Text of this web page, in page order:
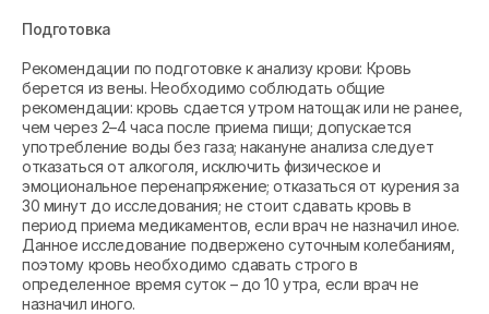
Подготовка
Рекомендации по подготовке к анализу крови: Кровь
берется из вены. Необходимо соблюдать общие
рекомендации: кровь сдается утром натощак или не ранее,
чем через 2–4 часа после приема пищи; допускается
употребление воды без газа; накануне анализа следует
отказаться от алкоголя, исключить физическое и
эмоциональное перенапряжение; отказаться от курения за
30 минут до исследования; не стоит сдавать кровь в
период приема медикаментов, если врач не назначил иное.
Данное исследование подвержено суточным колебаниям,
поэтому кровь необходимо сдавать строго в
определенное время суток – до 10 утра, если врач не
назначил иного.